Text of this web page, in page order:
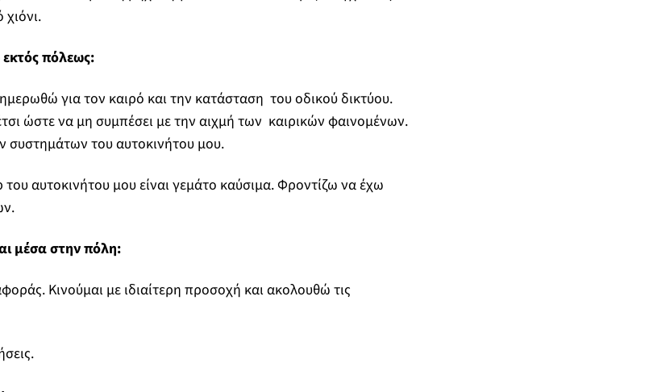
πόλεως:
για τον καιρό και την κατάσταση του οδικού δικτύου.
ώστε να μη συμπέσει με την αιχμή των καιρικών φαινομένων.
συστημάτων του αυτοκινήτου μου.
αυτοκινήτου μου είναι γεμάτο καύσιμα. Φροντίζω να έχω
μέσα στην πόλη:
Κινούμαι με ιδιαίτερη προσοχή και ακολουθώ τις